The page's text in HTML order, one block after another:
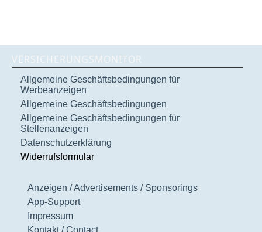
VERSICHERUNGSMONITOR
Allgemeine Geschäftsbedingungen für
Werbeanzeigen
Allgemeine Geschäftsbedingungen
Allgemeine Geschäftsbedingungen für
Stellenanzeigen
Datenschutzerklärung
Widerrufsformular
Anzeigen / Advertisements / Sponsorings
App-Support
Impressum
Kontakt / Contact